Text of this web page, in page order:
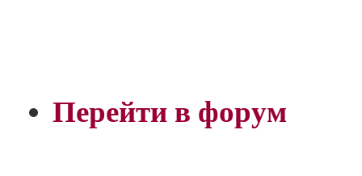
Перейти в форум